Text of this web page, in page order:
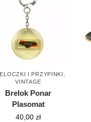
I PRZYPINKI
VINTAGE
Brelok Ponar
Plasomat
40,00zł